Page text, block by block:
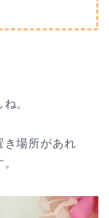
。
き場所があれ